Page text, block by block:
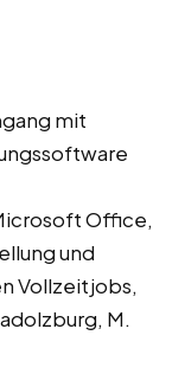
mit
Office,
und
Vollzeitjobs,
M.